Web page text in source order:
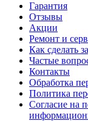
Гарантия
Отзывы
Акции
Ремонт и
Как сделать
Частые
Контакты
Обработка
Политика
Согласие на